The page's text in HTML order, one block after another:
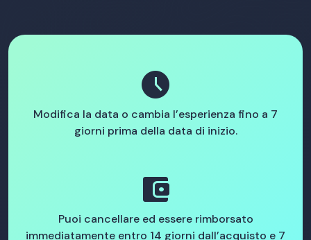
schedule
Modifica la data o cambia l’esperienza fino a 7
giorni prima della data di inizio.
account_balance_wallet
Puoi cancellare ed essere rimborsato
immediatamente entro 14 giorni dall’acquisto e 7